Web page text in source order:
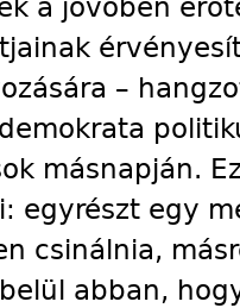
–
másnapján.
egyrészt egy
csinálnia,
abban,